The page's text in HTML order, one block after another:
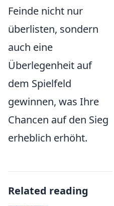
Feinde nicht nur
überlisten, sondern
auch eine
Überlegenheit auf
dem Spielfeld
gewinnen, was Ihre
Chancen auf den Sieg
erheblich erhöht.
Related reading